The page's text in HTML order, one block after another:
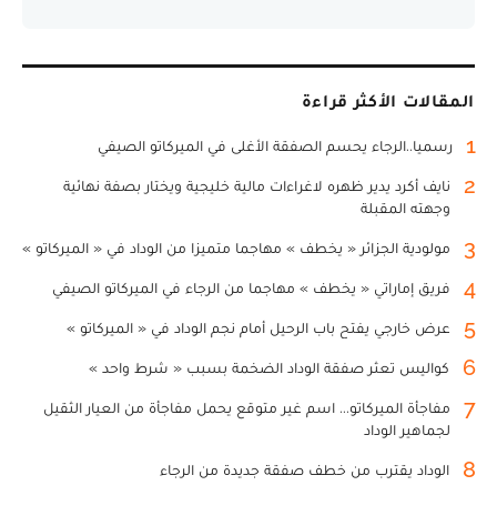
المقالات الأكثر قراءة
1 رسميا..الرجاء يحسم الصفقة الأغلى في الميركاتو الصيفي
2
نايف أكرد يدير ظهره لاغراءات مالية خليجية ويختار بصفة نهائية
وجهته المقبلة
3 مولودية الجزائر « يخطف » مهاجما متميزا من الوداد في « الميركاتو »
4 فريق إماراتي « يخطف » مهاجما من الرجاء في الميركاتو الصيفي
5 عرض خارجي يفتح باب الرحيل أمام نجم الوداد في « الميركاتو »
6 كواليس تعثر صفقة الوداد الضخمة بسبب « شرط واحد »
7
مفاجأة الميركاتو... اسم غير متوقع يحمل مفاجأة من العيار الثقيل
لجماهير الوداد
8 الوداد يقترب من خطف صفقة جديدة من الرجاء